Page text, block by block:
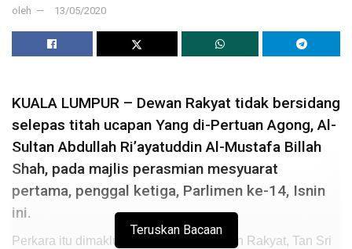
oleh 13/05/2020
KUALA LUMPUR – Dewan Rakyat tidak bersidang
selepas titah ucapan Yang di-Pertuan Agong, Al-
Sultan Abdullah Ri’ayatuddin Al-Mustafa Billah
Shah, pada majlis perasmian mesyuarat
pertama, penggal ketiga, Parlimen ke-14, Isnin
ini.
Perkara itu dimaklumkan Speaker Dewan Rakyat, Tan Sri
Teruskan Bacaan